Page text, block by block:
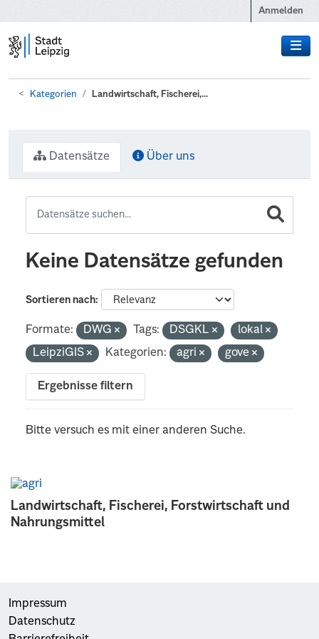
Anmelden
Kategorien Landwirtschaft, Fischerei,...
Landwirtschaft, Fischerei, Forstwirtschaft und
Nahrungsmittel
Datensätze Über uns
Keine Datensätze gefunden
Sortieren nach
Formate: DWG Tags: DSGKL
lokal
LeipziGIS
Kategorien: agri gove
Ergebnisse filtern
Bitte versuch es mit einer anderen Suche.
Impressum
Datenschutz